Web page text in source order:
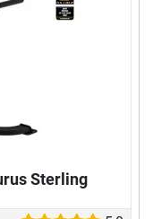
Sterling